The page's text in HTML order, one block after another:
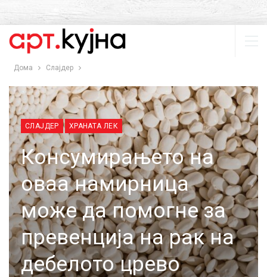
Дома Слајдер
СЛАЈДЕР ХРАНАТА ЛЕК
Консумирањето на
оваа намирница
може да помогне за
превенција на рак на
дебелото црево